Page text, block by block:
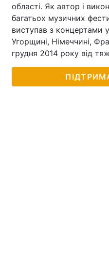
області. Як автор і
багатьох музичних
виступав з концертами
Угорщині, Німеччині,
грудня 2014 року від